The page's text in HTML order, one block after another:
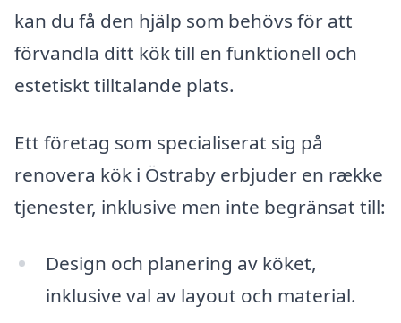
kan du få den hjälp som behövs för att
förvandla ditt kök till en funktionell och
estetiskt tilltalande plats.
Ett företag som specialiserat sig på
renovera kök i Östraby erbjuder en række
tjenester, inklusive men inte begränsat till:
Design och planering av köket,
inklusive val av layout och material.